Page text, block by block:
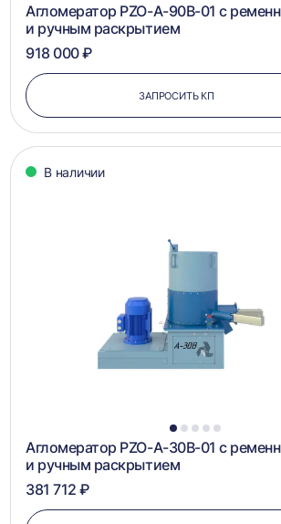
Агломератор PZO-A-90B-01 с
и ручным раскрытием
918 000 ₽
ЗАПРОСИТЬ КП
В наличии
1 2 3 4 5
Агломератор PZO-A-30B-01 с
и ручным раскрытием
381 712 ₽